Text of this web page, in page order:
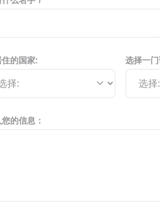
的国家: 选择一
的信息：